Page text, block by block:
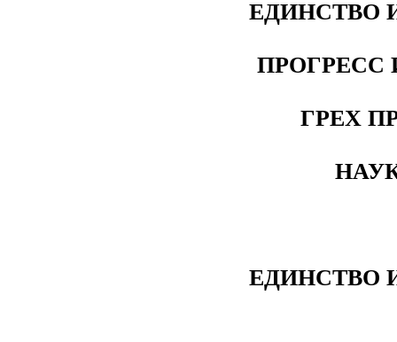
ЕДИНСТВО
ПРОГРЕСС
ГРЕХ
ЕДИНСТВО